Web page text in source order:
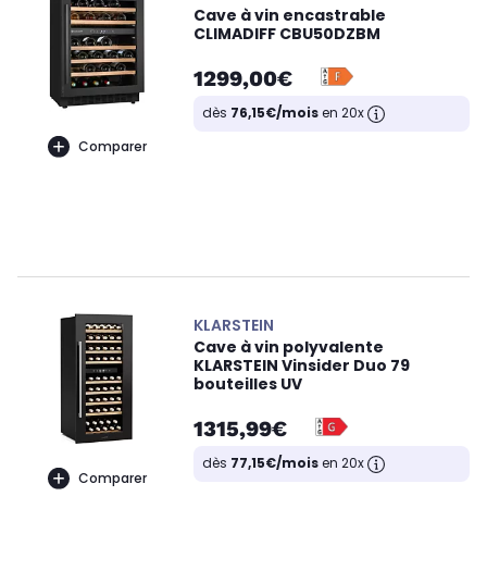
Comparer
Cave à vin encastrable
CLIMADIFF CBU50DZBM
1299,00€
dès 76,15€/moisen 20x
Comparer
KLARSTEIN
Cave à vin polyvalente
KLARSTEIN Vinsider Duo 79
bouteilles UV
1315,99€
dès 77,15€/moisen 20x